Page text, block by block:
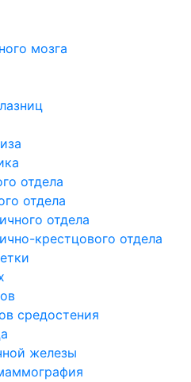
мозга
отдела
отдела
отдела
крестцового отдела
средостения
железы